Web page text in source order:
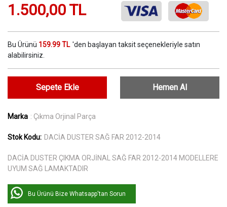
1.500,00 TL
Bu Ürünü 159.99 TL 'den başlayan taksit seçenekleriyle satın
alabilirsiniz.
Sepete Ekle Hemen Al
Marka : Çıkma Orjinal Parça
Stok Kodu: DACİA DUSTER SAĞ FAR 2012-2014
DACİA DUSTER ÇIKMA ORJİNAL SAĞ FAR 2012-2014 MODELLERE
UYUM SAĞ LAMAKTADIR
Bu Ürünü Bize Whatsapp'tan Sorun